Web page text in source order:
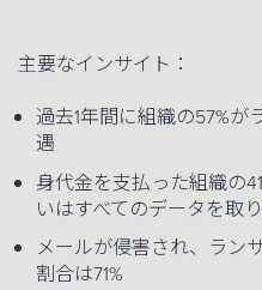
主要なインサイト：
過去1年間に組織の57%
遇
身代金を支払った組織の
いはすべてのデータを取
メールが侵害され、ラン
割合は71%